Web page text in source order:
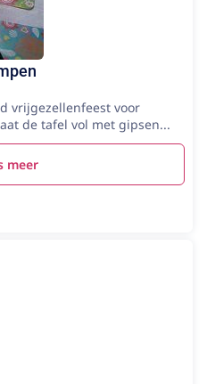
vrijgezellenfeest voor
de tafel vol met gipsen...
meer